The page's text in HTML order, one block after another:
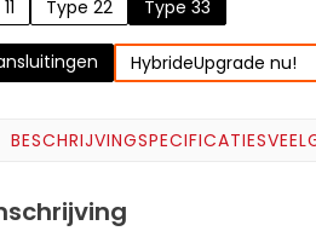
Type 22 Type 33
HybrideUpgrade nu!
BESCHRIJVINGSPECIFICATIES